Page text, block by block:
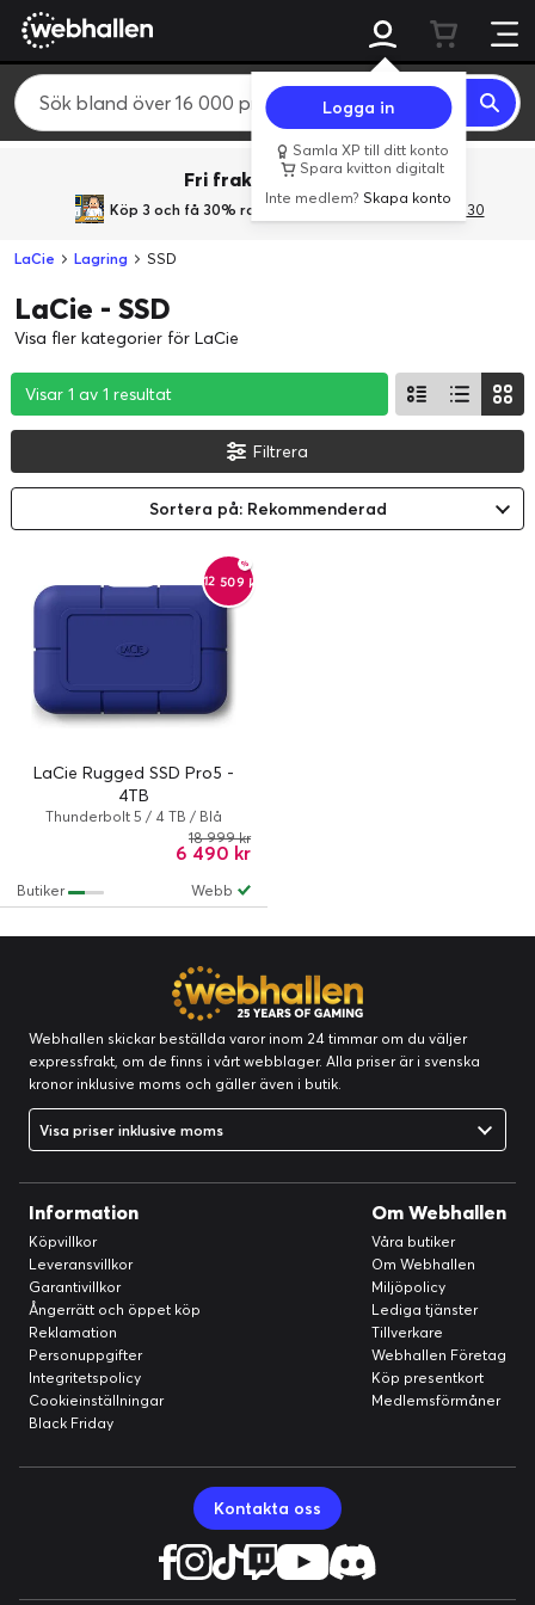
Logga in
Samla XP till ditt konto
Spara kvitton digitalt
Inte medlem?Skapa konto
Fri frakt över 800 kr.
Köp 3 och få 30% rabatt med rabattkoden 3Gives30
LaCie Lagring SSD
LaCie - SSD
Visa fler kategorier för LaCie
Visar 1 av 1 resultat
Visar 1 av 1 resultat
Visar 1 av 1 resultat
Filtrera
Sortera på: Rekommenderad
-12 509 kr
LaCie Rugged SSD Pro5 -
4TB
Thunderbolt 5 / 4 TB / Blå
6 490 kr
18 999 kr
Webb
Butiker
Webhallen skickar beställda varor inom 24 timmar om du väljer
expressfrakt, om de finns i vårt webblager. Alla priser är i svenska
kronor inklusive moms och gäller även i butik.
Visa priser inklusive moms
Information
Köpvillkor
Leveransvillkor
Garantivillkor
Ångerrätt och öppet köp
Reklamation
Personuppgifter
Integritetspolicy
Cookieinställningar
Black Friday
Om Webhallen
Våra butiker
Om Webhallen
Miljöpolicy
Lediga tjänster
Tillverkare
Webhallen Företag
Köp presentkort
Medlemsförmåner
Kontakta oss